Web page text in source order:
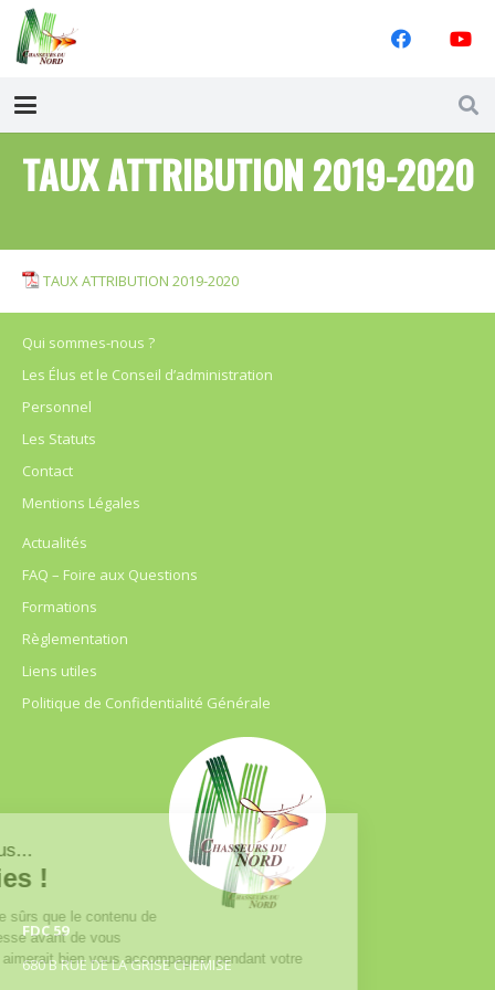
TAUX ATTRIBUTION 2019-2020
TAUX ATTRIBUTION 2019-2020
Qui sommes-nous ?
Les Élus et le Conseil d’administration
Personnel
Les Statuts
Contact
Mentions Légales
Actualités
FAQ – Foire aux Questions
Formations
Règlementation
Liens utiles
Politique de Confidentialité Générale
FDC 59
680 B RUE DE LA GRISE CHEMISE